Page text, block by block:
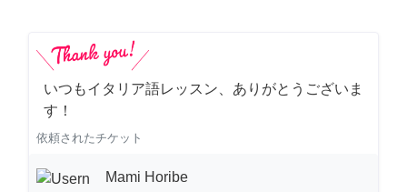
いつもイタリア語レッスン、ありがとうございま
す！
依頼されたチケット
Mami Horibe